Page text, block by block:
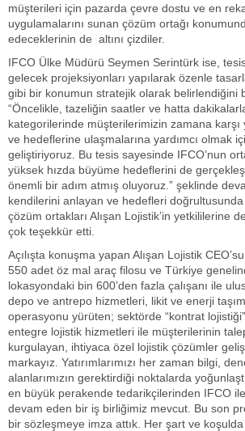
müşterileri için pazarda çevre dostu ve en
uygulamalarını sunan çözüm ortağı
edeceklerinin de altını çizdiler.
IFCO Ülke Müdürü Seymen Serintürk ise,
gelecek projeksiyonları yapılarak özenle
gibi bir konumun stratejik olarak belirlendiğini
“Öncelikle, tazeliğin saatler ve hatta
kategorilerinde müşterilerimizin zamana karşı
ve hedeflerine ulaşmalarına yardımcı olmak
geliştiriyoruz. Bu tesis sayesinde IFCO’nun
yüksek hızda büyüme hedeflerini de
önemli bir adım atmış oluyoruz.” şeklinde
kendilerini anlayan ve hedefleri
çözüm ortakları Alışan Lojistik’in yetkililerine
çok teşekkür etti.
Açılışta konuşma yapan Alışan Lojistik
550 adet öz mal araç filosu ve Türkiye
lokasyondaki bin 600’den fazla çalışanı ile
depo ve antrepo hizmetleri, likit ve enerji
operasyonu yürüten; sektörde “kontrat
entegre lojistik hizmetleri ile müşterilerinin
kurgulayan, ihtiyaca özel lojistik çözümler
markayız. Yatırımlarımızı her zaman bilgi,
alanlarımızın gerektirdiği noktalarda
en büyük perakende tedarikçilerinden IFCO ile
devam eden bir iş birliğimiz mevcut. Bu son
bir sözleşmeye imza attık. Her şart ve